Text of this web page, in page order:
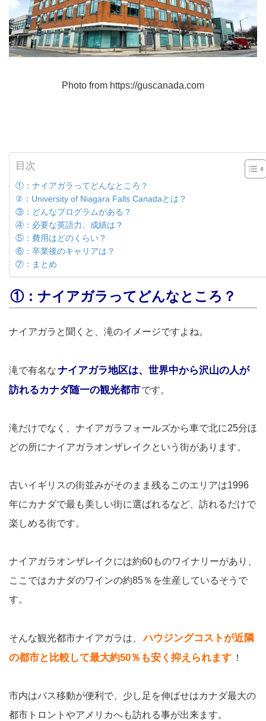
Photo from https://guscanada.com
目次
①：ナイアガラってどんなところ？
②：University of Niagara Falls Canadaとは？
③：どんなプログラムがある？
④：必要な英語力、成績は？
⑤：費用はどのくらい？
⑥：卒業後のキャリアは？
⑦：まとめ
①：ナイアガラってどんなところ？
ナイアガラと聞くと、滝のイメージですよね。
滝で有名なナイアガラ地区は、世界中から沢山の人が
訪れるカナダ随一の観光都市です。
滝だけでなく、ナイアガラフォールズから車で北に25分ほ
どの所にナイアガラオンザレイクという街があります。
古いイギリスの街並みがそのまま残るこのエリアは1996
年にカナダで最も美しい街に選ばれるなど、訪れるだけで
楽しめる街です。
ナイアガラオンザレイクには約60ものワイナリーがあり、
ここではカナダのワインの約85％を生産しているそうで
す。
そんな観光都市ナイアガラは、
ハウジングコストが近隣
の都市と比較して最大約50％も安く抑えられます ！
市内はバス移動が便利で、少し足を伸ばせはカナダ最大の
都市トロントやアメリカへも訪れる事が出来ます。